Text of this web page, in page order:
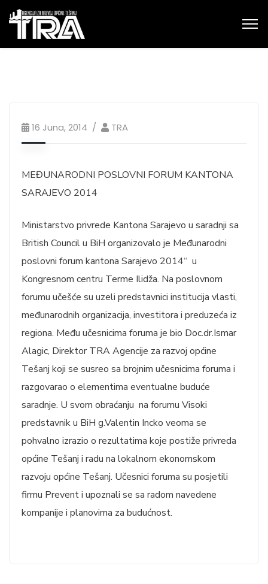
16 Juna, 2014 TRA
MEĐUNARODNI POSLOVNI FORUM KANTONA
SARAJEVO 2014
Ministarstvo privrede Kantona Sarajevo u saradnji sa
British Council u BiH organizovalo je Međunarodni
poslovni forum kantona Sarajevo 2014“ u
Kongresnom centru Terme Ilidža. Na poslovnom
forumu učešće su uzeli predstavnici institucija vlasti,
međunarodnih organizacija, investitora i preduzeća iz
regiona. Među učesnicima foruma je bio Doc.dr.Ismar
Alagic, Direktor TRA Agencije za razvoj općine
Tešanj koji se susreo sa brojnim učesnicima foruma i
razgovarao o elementima eventualne buduće
saradnje. U svom obraćanju na forumu Visoki
predstavnik u BiH g.Valentin Incko veoma se
pohvalno izrazio o rezultatima koje postiže privreda
općine Tešanj i radu na lokalnom ekonomskom
razvoju općine Tešanj. Učesnici foruma su posjetili
firmu Prevent i upoznali se sa radom navedene
kompanije i planovima za budućnost.